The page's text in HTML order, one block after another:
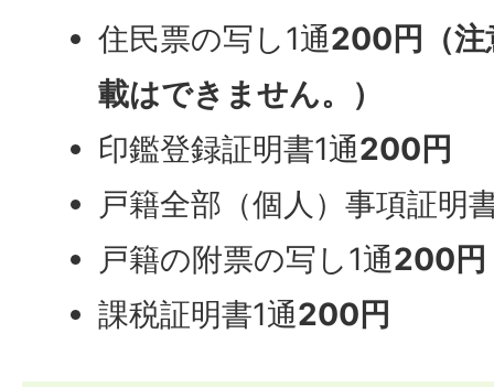
住民票の写し1通200円（注
載はできません。）
印鑑登録証明書1通200円
戸籍全部（個人）事項証明
戸籍の附票の写し1通200円
課税証明書1通200円